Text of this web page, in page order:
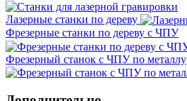
Лазерные станки по дереву
Фрезерные станки по дереву с ЧПУ
Фрезерный станок с ЧПУ по металлу